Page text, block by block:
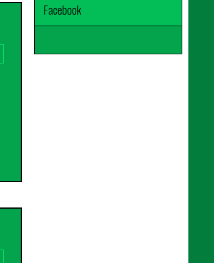
Facebook